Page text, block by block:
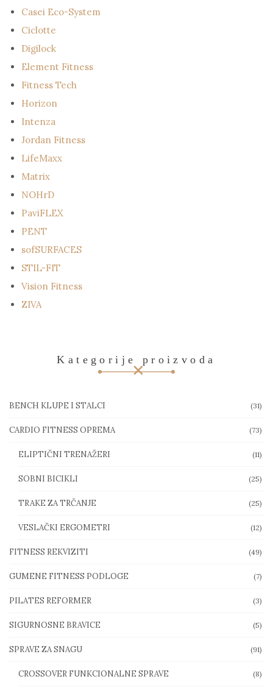
Casei Eco-System
Ciclotte
Digilock
Element Fitness
Fitness Tech
Horizon
Intenza
Jordan Fitness
LifeMaxx
Matrix
NOHrD
PaviFLEX
PENT
sofSURFACES
STIL-FIT
Vision Fitness
ZIVA
Kategorije proizvoda
BENCH KLUPE I STALCI (31)
CARDIO FITNESS OPREMA (73)
ELIPTIČNI TRENAŽERI (11)
SOBNI BICIKLI (25)
TRAKE ZA TRČANJE (25)
VESLAČKI ERGOMETRI (12)
FITNESS REKVIZITI (49)
GUMENE FITNESS PODLOGE (7)
PILATES REFORMER (3)
SIGURNOSNE BRAVICE (5)
SPRAVE ZA SNAGU (91)
CROSSOVER FUNKCIONALNE SPRAVE (8)